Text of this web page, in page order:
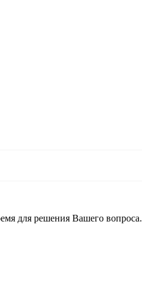
для решения Вашего вопроса.